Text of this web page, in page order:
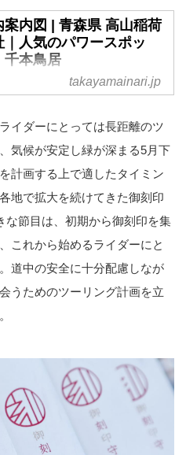
案内図 | 青森県 高山稲荷
｜人気のパワースポッ
千本鳥居
県つがる市の高山の地にある
しての霊験あらたかな神
・安藤氏によって境内社であ
神社を創建されたことが始
神様と人をつなぐ朱の道
しても人気です。
takayamainari.jp
イダーにとっては長距離のツ
気候が安定し緑が深まる5月下
計画する上で適したタイミン
地で拡大を続けてきた御刻印
な節目は、初期から御刻印を集
これから始めるライダーにと
道中の安全に十分配慮しなが
うためのツーリング計画を立